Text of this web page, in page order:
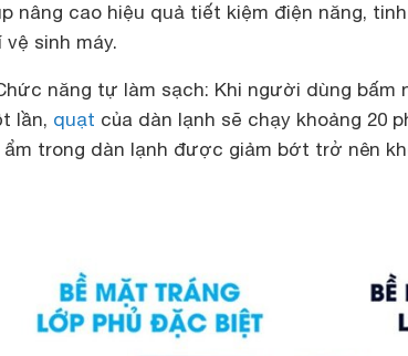
nâng cao hiệu quả tiết kiệm điện năng,
vệ sinh máy.
năng tự làm sạch: Khi người dùng bấm
lần, quạt của dàn lạnh sẽ chạy khoảng 20
ẩm trong dàn lạnh được giảm bớt trở nên